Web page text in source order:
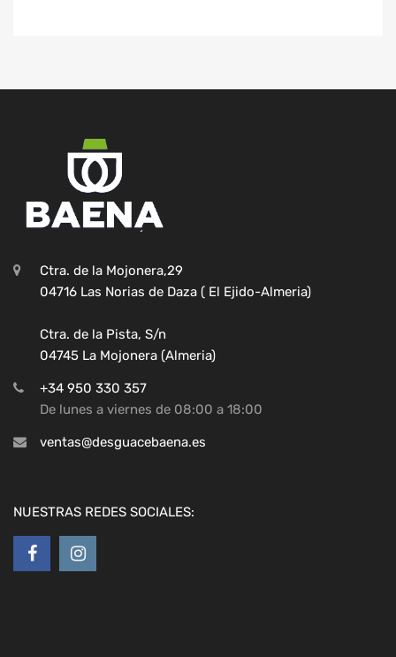
Ctra. de la Mojonera,29
04716 Las Norias de Daza ( El Ejido-Almeria)
Ctra. de la Pista, S/n
04745 La Mojonera (Almeria)
+34 950 330 357
De lunes a viernes de 08:00 a 18:00
ventas@desguacebaena.es
NUESTRAS REDES SOCIALES: